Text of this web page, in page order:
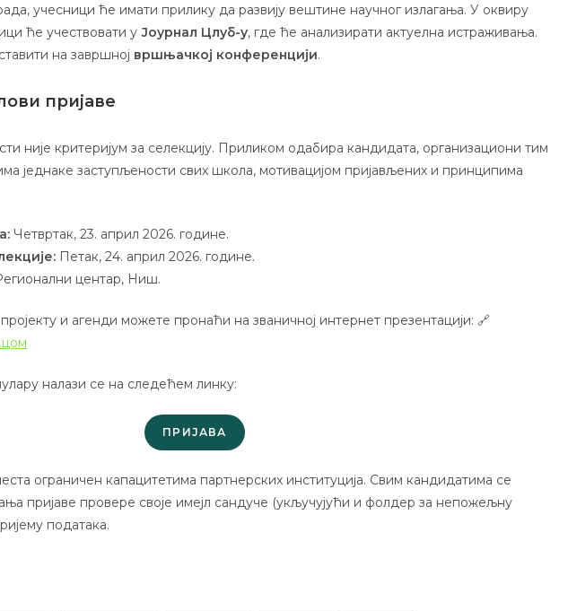
учесници ће имати прилику да развију вештине научног излагања. У оквиру
ће учествовати у Јоурнал Цлуб-у, где ће анализирати актуелна истраживања.
на завршној вршњачкој конференцији.
пријаве
није критеријум за селекцију. Приликом одабира кандидата, организациони тим
једнаке заступљености свих школа, мотивацијом пријављених и принципима
Четвртак, 23. април 2026. године.
Петак, 24. април 2026. године.
центар, Ниш.
и агенди можете пронаћи на званичној интернет презентацији: 🔗
налази се на следећем линку:
ПРИЈАВА
ограничен капацитетима партнерских институција. Свим кандидатима се
пријаве провере своје имејл сандуче (укључујући и фолдер за непожељну
података.